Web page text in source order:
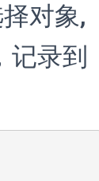
对象,
记录到